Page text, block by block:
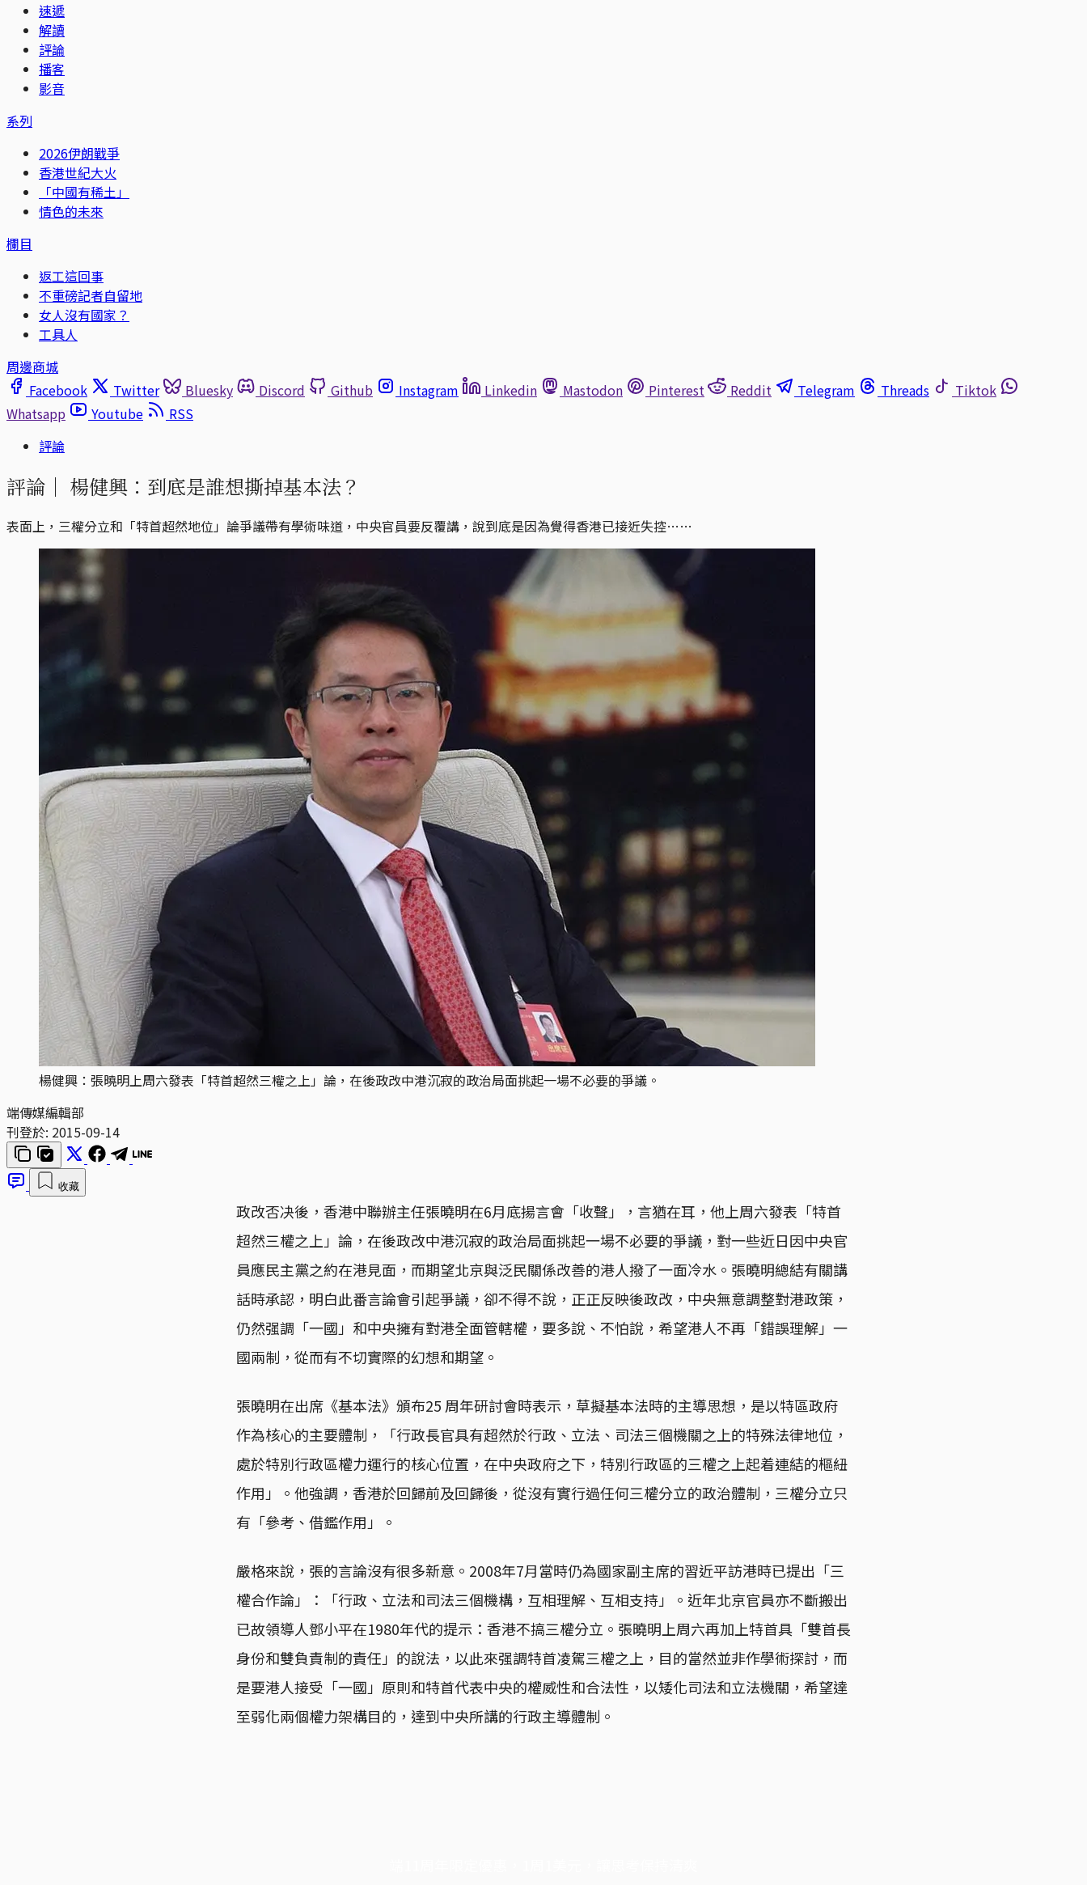
速遞
解讀
評論
播客
影音
系列
2026伊朗戰爭
香港世紀大火
「中國有稀土」
情色的未來
欄目
返工這回事
不重磅記者自留地
女人沒有國家？
工具人
周邊商城
Facebook
Twitter Bluesky Discord Github Instagram Linkedin Mastodon Pinterest Reddit Telegram Threads
Tiktok
Whatsapp
Youtube
RSS
評論
評論｜ 楊健興：到底是誰想撕掉基本法？
表面上，三權分立和「特首超然地位」論爭議帶有學術味道，中央官員要反覆講，說到底是因為覺得香港已接近失控……
楊健興：張曉明上周六發表「特首超然三權之上」論，在後政改中港沉寂的政治局面挑起一場不必要的爭議。
端傳媒編輯部
刊登於: 2015-09-14
收藏
政改否决後，香港中聯辦主任張曉明在6月底揚言會「收聲」，言猶在耳，他上周六發表「特首
超然三權之上」論，在後政改中港沉寂的政治局面挑起一場不必要的爭議，對一些近日因中央官
員應民主黨之約在港見面，而期望北京與泛民關係改善的港人撥了一面冷水。張曉明總結有關講
話時承認，明白此番言論會引起爭議，卻不得不說，正正反映後政改，中央無意調整對港政策，
仍然强調「一國」和中央擁有對港全面管轄權，要多說、不怕說，希望港人不再「錯誤理解」一
國兩制，從而有不切實際的幻想和期望。
張曉明在出席《基本法》頒布25 周年研討會時表示，草擬基本法時的主導思想，是以特區政府
作為核心的主要體制，「行政長官具有超然於行政、立法、司法三個機關之上的特殊法律地位，
處於特別行政區權力運行的核心位置，在中央政府之下，特別行政區的三權之上起着連結的樞紐
作用」。他強調，香港於回歸前及回歸後，從沒有實行過任何三權分立的政治體制，三權分立只
有「參考、借鑑作用」。
嚴格來說，張的言論沒有很多新意。2008年7月當時仍為國家副主席的習近平訪港時已提出「三
權合作論」：「行政、立法和司法三個機構，互相理解、互相支持」。近年北京官員亦不斷搬出
已故領導人鄧小平在1980年代的提示：香港不搞三權分立。張曉明上周六再加上特首具「雙首長
身份和雙負責制的責任」的說法，以此來强調特首凌駕三權之上，目的當然並非作學術探討，而
是要港人接受「一國」原則和特首代表中央的權威性和合法性，以矮化司法和立法機關，希望達
至弱化兩個權力架構目的，達到中央所講的行政主導體制。